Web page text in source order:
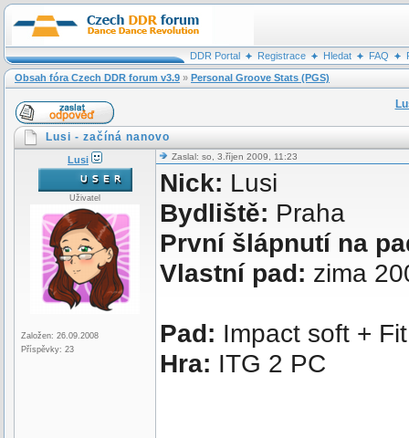
DDR Portal Registrace Hledat FAQ
Obsah fóra Czech DDR forum v3.9 » Personal Groove Stats (PGS)
Lusi - začíná nanovo
Lusi
Uživatel
Založen: 26.09.2008
Příspěvky: 23
Zaslal: so, 3.říjen 2009, 11:23
Nick: Lusi
Bydliště: Praha
První šlápnutí na
Vlastní pad: zima
Pad: Impact soft +
Hra: ITG 2 PC